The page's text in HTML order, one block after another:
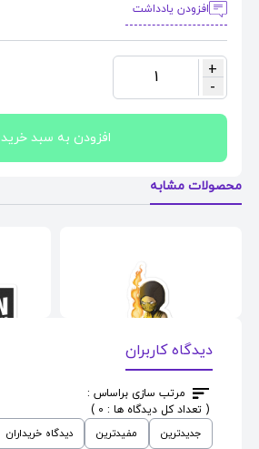
افزودن یادداشت
+
-
1
افزودن به سبد خرید
محصولات مشابه
استیکرطرح
MK Cute Scorpion
دیدگاه کاربران
مرتب سازی براساس :
( تعداد کل دیدگاه ها : 0 )
جدیدترین
مفیدترین دیدگاه خریداران